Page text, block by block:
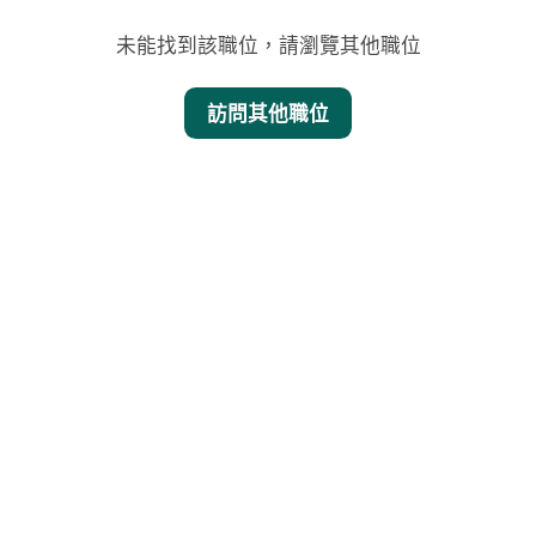
未能找到該職位，請瀏覽其他職位
訪問其他職位